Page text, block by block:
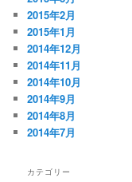
2015年2月
2015年1月
2014年12月
2014年11月
2014年10月
2014年9月
2014年8月
2014年7月
カテゴリー